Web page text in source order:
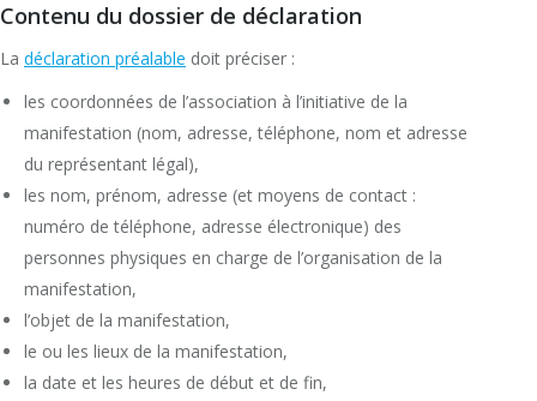
Contenu du dossier de déclaration
La déclaration préalable doit préciser :
les coordonnées de l’association à l’initiative de la
manifestation (nom, adresse, téléphone, nom et adresse
du représentant légal),
les nom, prénom, adresse (et moyens de contact :
numéro de téléphone, adresse électronique) des
personnes physiques en charge de l’organisation de la
manifestation,
l’objet de la manifestation,
le ou les lieux de la manifestation,
la date et les heures de début et de fin,